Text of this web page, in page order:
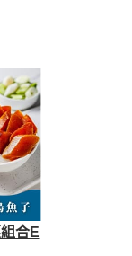
合E